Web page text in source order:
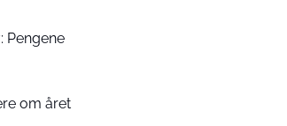
Pengene
om året